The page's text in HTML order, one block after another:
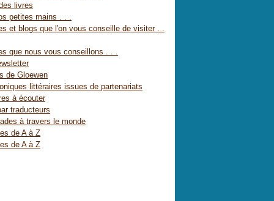
livres
petites mains . . .
et blogs que l'on vous conseille de visiter . .
que nous vous conseillons . . .
de Gloewen
littéraires issues de partenariats
à écouter
traducteurs
à travers le monde
de A à Z
de A à Z